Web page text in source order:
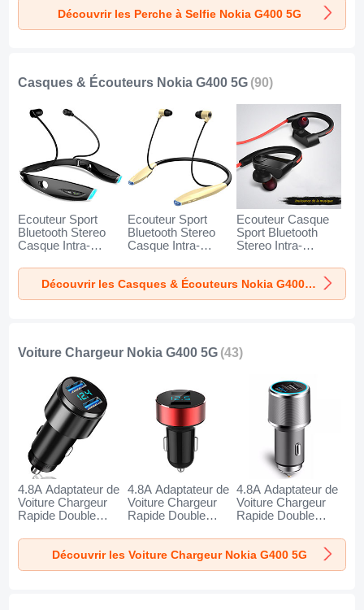
T34 pour Nokia
G400 5G Or et Noir
T32 pour Nokia
G400 5G Noir
T31 pour Nokia
G400 5G Bleu
Découvrir les Perche à Selfie Nokia G400 5G
Casques & Écouteurs Nokia G400 5G (90)
Ecouteur Sport
Bluetooth Stereo
Casque Intra-
Oreillette H52 pour
Nokia G400 5G
Noir
Ecouteur Sport
Bluetooth Stereo
Casque Intra-
Oreillette H51 pour
Nokia G400 5G Or
Ecouteur Casque
Sport Bluetooth
Stereo Intra-
Oreillette H53 pour
Nokia G400 5G
Noir
Découvrir les Casques & Écouteurs Nokia G400 5G
Voiture Chargeur Nokia G400 5G (43)
4.8A Adaptateur de
Voiture Chargeur
Rapide Double
K10 pour Nokia
G400 5G Noir
4.8A Adaptateur de
Voiture Chargeur
Rapide Double
K07 pour Nokia
G400 5G Rouge
4.8A Adaptateur de
Voiture Chargeur
Rapide Double
K08 pour Nokia
G400 5G Argent
Découvrir les Voiture Chargeur Nokia G400 5G